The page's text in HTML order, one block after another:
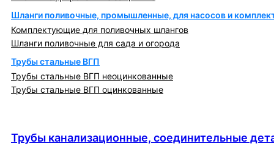
Шланги поливочные, промышленные, для насосов и
Комплектующие для поливочных шлангов
Шланги поливочные для сада и огорода
Трубы стальные ВГП
Трубы стальные ВГП неоцинкованные
Трубы стальные ВГП оцинкованные
Трубы канализационные, соединительные